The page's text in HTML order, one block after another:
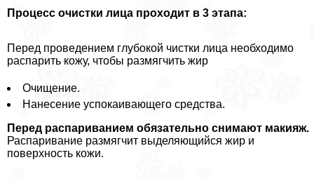
Процесс очистки лица проходит в 3 этапа:
Перед проведением глубокой чистки лица необходимо
распарить кожу, чтобы размягчить жир
Очищение.
Нанесение успокаивающего средства.
Перед распариванием обязательно снимают макияж.
Распаривание размягчит выделяющийся жир и
поверхность кожи.